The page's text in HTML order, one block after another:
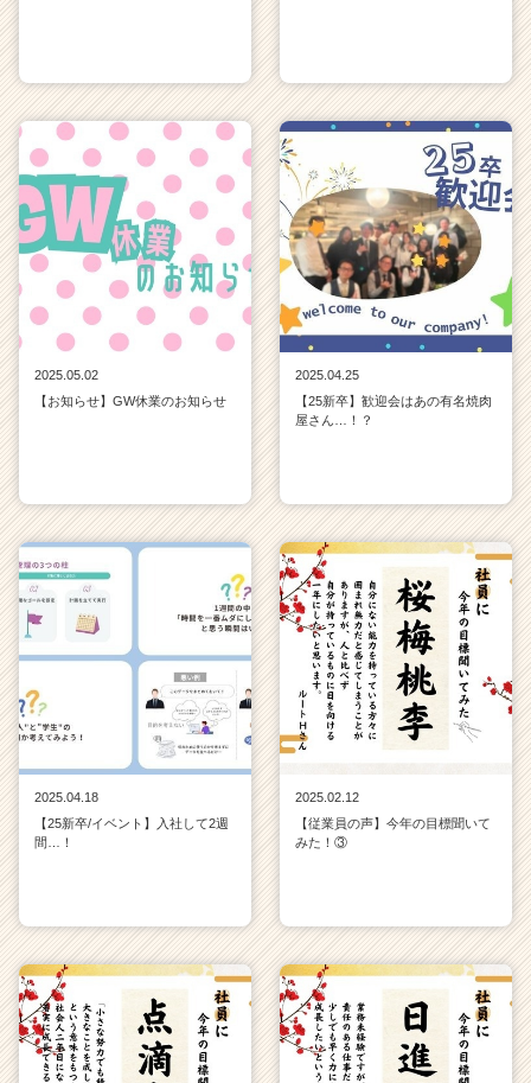
2025.05.02
【お知らせ】GW休業のお知らせ
2025.04.25
【25新卒】歓迎会はあの有名焼肉
屋さん…！？
2025.04.18
【25新卒/イベント】入社して2週
間…！
2025.02.12
【従業員の声】今年の目標聞いて
みた！③